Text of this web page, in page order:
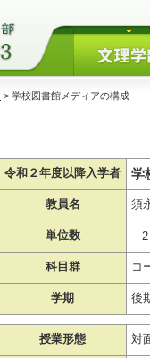
> 学校図書館メディアの構成
令和２年度以降入学者 学
教員名 須
単位数 2
科目群 コ
学期 後
授業形態 対